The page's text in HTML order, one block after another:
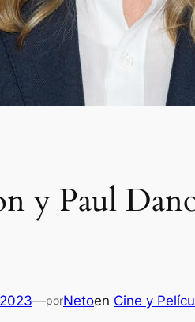
y Paul
—porNetoen Cine y